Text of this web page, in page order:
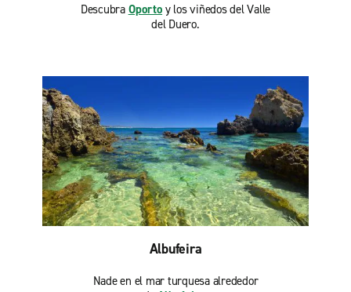
Descubra Oporto y los viñedos del Valle
del Duero.
Albufeira
Nade en el mar turquesa alrededor